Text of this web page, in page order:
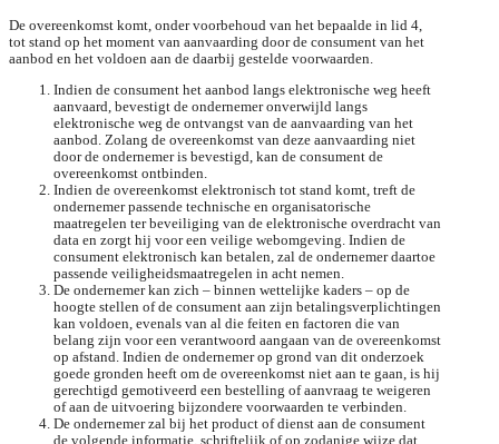
De overeenkomst komt, onder voorbehoud van het bepaalde in lid 4,
tot stand op het moment van aanvaarding door de consument van het
aanbod en het voldoen aan de daarbij gestelde voorwaarden.
Indien de consument het aanbod langs elektronische weg heeft
aanvaard, bevestigt de ondernemer onverwijld langs
elektronische weg de ontvangst van de aanvaarding van het
aanbod. Zolang de overeenkomst van deze aanvaarding niet
door de ondernemer is bevestigd, kan de consument de
overeenkomst ontbinden.
Indien de overeenkomst elektronisch tot stand komt, treft de
ondernemer passende technische en organisatorische
maatregelen ter beveiliging van de elektronische overdracht van
data en zorgt hij voor een veilige webomgeving. Indien de
consument elektronisch kan betalen, zal de ondernemer daartoe
passende veiligheidsmaatregelen in acht nemen.
De ondernemer kan zich – binnen wettelijke kaders – op de
hoogte stellen of de consument aan zijn betalingsverplichtingen
kan voldoen, evenals van al die feiten en factoren die van
belang zijn voor een verantwoord aangaan van de overeenkomst
op afstand. Indien de ondernemer op grond van dit onderzoek
goede gronden heeft om de overeenkomst niet aan te gaan, is hij
gerechtigd gemotiveerd een bestelling of aanvraag te weigeren
of aan de uitvoering bijzondere voorwaarden te verbinden.
De ondernemer zal bij het product of dienst aan de consument
de volgende informatie, schriftelijk of op zodanige wijze dat